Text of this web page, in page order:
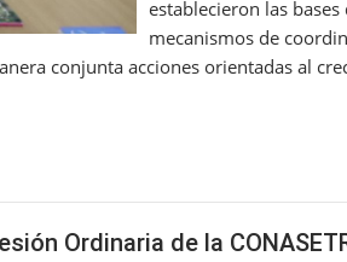
establecieron las
mecanismos de
conjunta acciones orientadas al
Ordinaria de la